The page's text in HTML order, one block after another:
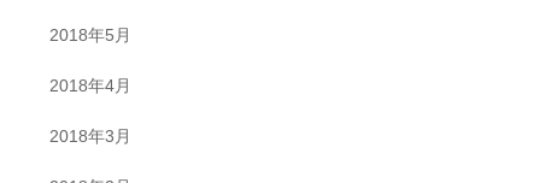
2018年5月
2018年4月
2018年3月